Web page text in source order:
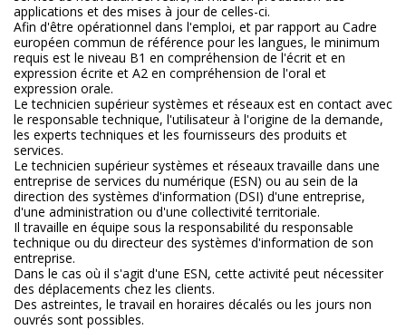
applications et des mises à jour de celles-ci.
Afin d'être opérationnel dans l'emploi, et par rapport au Cadre
européen commun de référence pour les langues, le minimum
requis est le niveau B1 en compréhension de l'écrit et en
expression écrite et A2 en compréhension de l'oral et
expression orale.
Le technicien supérieur systèmes et réseaux est en contact avec
le responsable technique, l'utilisateur à l'origine de la demande,
les experts techniques et les fournisseurs des produits et
services.
Le technicien supérieur systèmes et réseaux travaille dans une
entreprise de services du numérique (ESN) ou au sein de la
direction des systèmes d'information (DSI) d'une entreprise,
d'une administration ou d'une collectivité territoriale.
Il travaille en équipe sous la responsabilité du responsable
technique ou du directeur des systèmes d'information de son
entreprise.
Dans le cas où il s'agit d'une ESN, cette activité peut nécessiter
des déplacements chez les clients.
Des astreintes, le travail en horaires décalés ou les jours non
ouvrés sont possibles.